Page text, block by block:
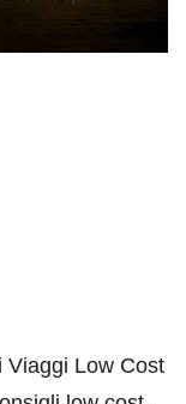
Viaggi Low Cost